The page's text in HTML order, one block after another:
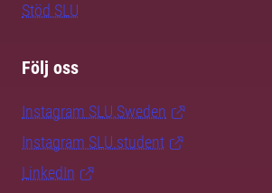
Stöd SLU
Följ oss
Instagram SLU.Sweden
Instagram SLU.student
LinkedIn